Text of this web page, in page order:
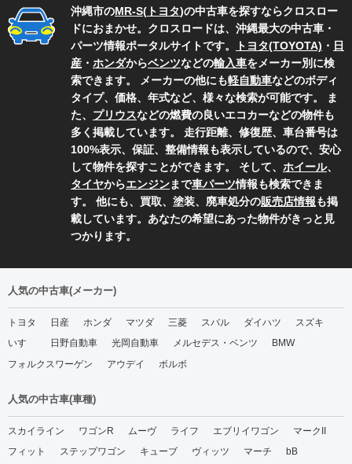
沖縄市のMR-S( トヨタ)の中古車を探すならクロスロー
ドにおまかせ。クロスロードは、沖縄最大の中古車・
パーツ情報ポータルサイトです。
トヨタ(TOYOTA) ・ 日
産 ・ ホンダからベンツなどの輸入車をメーカー別に検
索できます。 メーカーの他にも軽自動車などのボディ
タイプ、価格、年式など、様々な検索が可能です。 ま
た、 プリウスなどの燃費の良いエコカーなどの物件も
多く掲載しています。 走行距離、修復歴、車台番号は
100%表示、保証、整備情報も表示しているので、安心
して物件を探すことができます。 そして、 ホイール、
タイヤからエンジンまで車パーツ情報も検索できま
す。 他にも、買取、塗装、廃車処分の販売店情報も掲
載しています。あなたの希望にあった物件がきっと見
つかります。
人気の中古車(メーカー)
トヨタ 日産 ホンダ マツダ 三菱 スバル ダイハツ
スズキ
いすゞ
日野自動車 光岡自動車 メルセデス・ベンツ
BMW
フォルクスワーゲン
アウデイ ボルボ
人気の中古車(車種)
スカイライン ワゴンR ムーヴ ライフ エブリイワゴン
マークII
フィット
ステップワゴン キューブ ヴィッツ マーチ
bB